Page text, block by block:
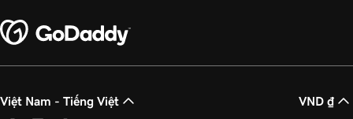
Sử dụng danh mục và thẻ trong WordPress
khóa
Việt Nam - Tiếng Việt VND ₫